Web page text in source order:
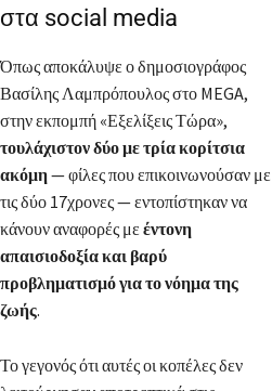
στα social media
Όπως αποκάλυψε ο δημοσιογράφος
Βασίλης Λαμπρόπουλος στο MEGA,
στην εκπομπή «Εξελίξεις Τώρα»,
τουλάχιστον δύο με τρία κορίτσια
ακόμη— φίλες που επικοινωνούσαν με
τις δύο 17χρονες — εντοπίστηκαν να
κάνουν αναφορές με έντονη
απαισιοδοξία και βαρύ
προβληματισμό για το νόημα της
ζωής.
Το γεγονός ότι αυτές οι κοπέλες δεν